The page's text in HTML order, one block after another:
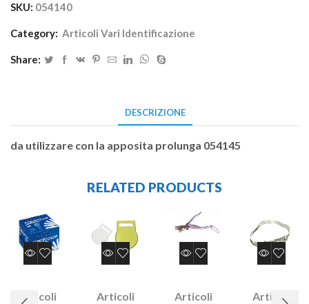
SKU: 054140
Category: Articoli Vari Identificazione
Share:
DESCRIZIONE
da utilizzare con la apposita prolunga 054145
RELATED PRODUCTS
Articoli
Articoli
Articoli
Articoli